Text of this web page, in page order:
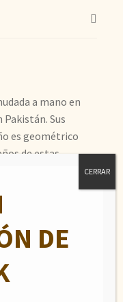
a mano en
Sus
es geométrico
de estas
la región iraní de
beige, azules y
Las alfombras
que las hacen
DE
CERRAR